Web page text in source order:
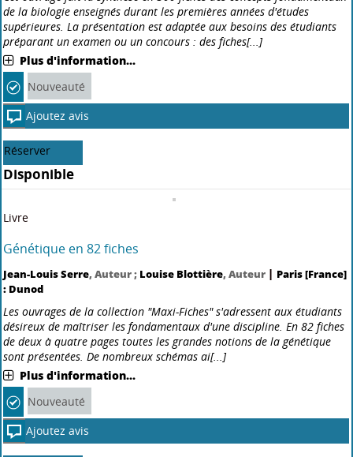
Nouveauté
Ajoutez avis
Disponible
Livre
Biologie : le cours Licence CAPES Prépas
Daniel Richard, Auteur ;
Auteur|Paris [France] : Dunod